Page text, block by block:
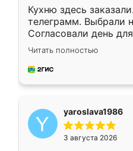
Кухню здесь
телеграмм. Выбрали
Согласовали день
недели кухня была
довольны работой.
мебель за
Читать полностью
yaroslava1986
3 августа 2026